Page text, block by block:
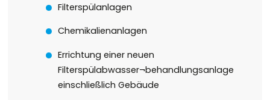
Filterspülanlagen
Chemikalienanlagen
Errichtung einer neuen
Filterspülabwasser¬behandlungsanlage
einschließlich Gebäude